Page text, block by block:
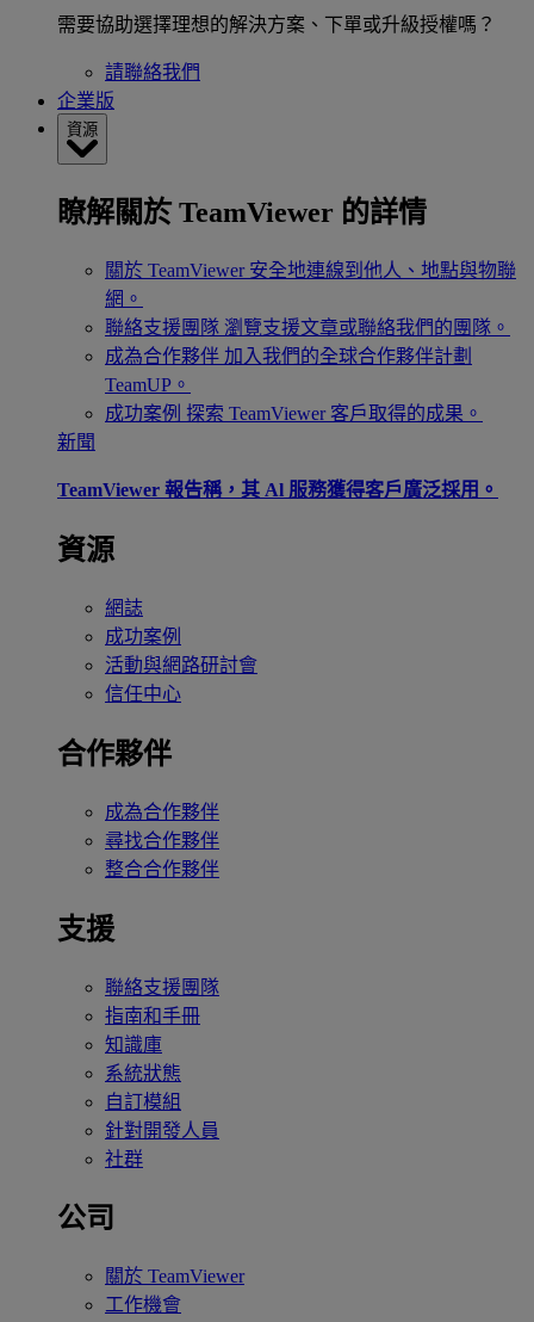
需要協助選擇理想的解決方案、下單或升級授權嗎？
請聯絡我們
企業版
資源
瞭解關於 TeamViewer 的詳情
關於 TeamViewer 安全地連線到他人、地點與物聯
網。
聯絡支援團隊 瀏覽支援文章或聯絡我們的團隊。
成為合作夥伴 加入我們的全球合作夥伴計劃
TeamUP。
成功案例 探索 TeamViewer 客戶取得的成果。
新聞
TeamViewer 報告稱，其 Al 服務獲得客戶廣泛採用。
資源
網誌
成功案例
活動與網路研討會
信任中心
合作夥伴
成為合作夥伴
尋找合作夥伴
整合合作夥伴
支援
聯絡支援團隊
指南和手冊
知識庫
系統狀態
自訂模組
針對開發人員
社群
公司
關於 TeamViewer
工作機會